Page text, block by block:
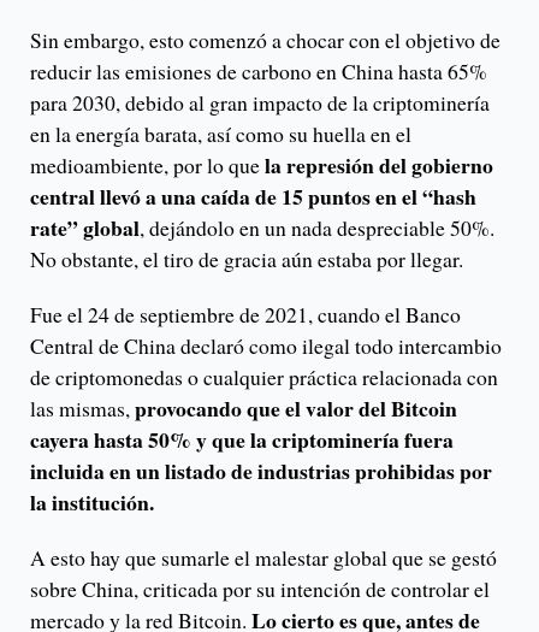
Sin embargo, esto comenzó a chocar con el objetivo de
reducir las emisiones de carbono en China hasta 65%
para 2030, debido al gran impacto de la criptominería
en la energía barata, así como su huella en el
medioambiente, por lo quela represión del gobierno
central llevó a una caída de 15 puntos en el “hash
rate” global, dejándolo en un nada despreciable 50%.
No obstante, el tiro de gracia aún estaba por llegar.
Fue el 24 de septiembre de 2021, cuando el Banco
Central de China declaró como ilegal todo intercambio
de criptomonedas o cualquier práctica relacionada con
las mismas, provocando que el valor del Bitcoin
cayera hasta 50% y que la criptominería fuera
incluida en un listado de industrias prohibidas por
la institución.
A esto hay que sumarle el malestar global que se gestó
sobre China, criticada por su intención de controlar el
mercado y la red Bitcoin. Lo cierto es que, antes de